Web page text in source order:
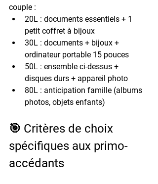
couple :
20L : documents essentiels + 1
petit coffret à bijoux
30L : documents + bijoux +
ordinateur portable 15 pouces
50L : ensemble ci-dessus +
disques durs + appareil photo
80L : anticipation famille (albums
photos, objets enfants)
🎯 Critères de choix
spécifiques aux primo-
accédants